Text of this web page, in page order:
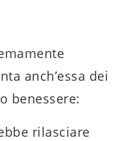
anch’essa dei
benessere:
rilasciare